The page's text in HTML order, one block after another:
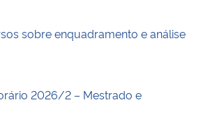
sobre enquadramento e análise
2026/2 – Mestrado e